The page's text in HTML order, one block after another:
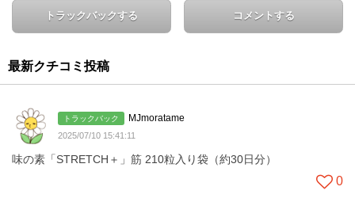
トラックバックする コメントする
最新クチコミ投稿
トラックバック MJmoratame
2025/07/10 15:41:11
味の素「STRETCH＋」筋 210粒入り袋（約30日分）
0